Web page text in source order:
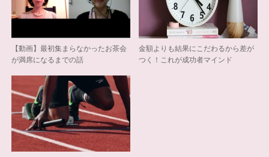
【動画】最初集まらなかったお茶会
が満席になるまでの話
金額よりも結果にこだわるから差が
つく！これが成功者マインド